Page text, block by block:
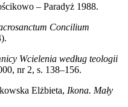
– Paradyż 1988.
Concilium
Wcielenia według teologii
nr 2, s. 138–156.
Elżbieta, Ikona. Mały